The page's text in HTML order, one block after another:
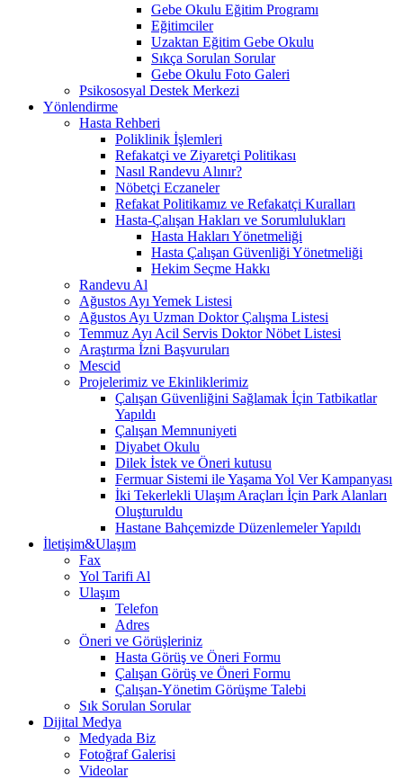
Gebe Okulu Eğitim Programı
Eğitimciler
Uzaktan Eğitim Gebe Okulu
Sıkça Sorulan Sorular
Gebe Okulu Foto Galeri
Psikososyal Destek Merkezi
Yönlendirme
Hasta Rehberi
Poliklinik İşlemleri
Refakatçi ve Ziyaretçi Politikası
Nasıl Randevu Alınır?
Nöbetçi Eczaneler
Refakat Politikamız ve Refakatçi Kuralları
Hasta-Çalışan Hakları ve Sorumlulukları
Hasta Hakları Yönetmeliği
Hasta Çalışan Güvenliği Yönetmeliği
Hekim Seçme Hakkı
Randevu Al
Ağustos Ayı Yemek Listesi
Ağustos Ayı Uzman Doktor Çalışma Listesi
Temmuz Ayı Acil Servis Doktor Nöbet Listesi
Araştırma İzni Başvuruları
Mescid
Projelerimiz ve Ekinliklerimiz
Çalışan Güvenliğini Sağlamak İçin Tatbikatlar
Yapıldı
Çalışan Memnuniyeti
Diyabet Okulu
Dilek İstek ve Öneri kutusu
Fermuar Sistemi ile Yaşama Yol Ver Kampanyası
İki Tekerlekli Ulaşım Araçları İçin Park Alanları
Oluşturuldu
Hastane Bahçemizde Düzenlemeler Yapıldı
İletişim&Ulaşım
Fax
Yol Tarifi Al
Ulaşım
Telefon
Adres
Öneri ve Görüşleriniz
Hasta Görüş ve Öneri Formu
Çalışan Görüş ve Öneri Formu
Çalışan-Yönetim Görüşme Talebi
Sık Sorulan Sorular
Dijital Medya
Medyada Biz
Fotoğraf Galerisi
Videolar